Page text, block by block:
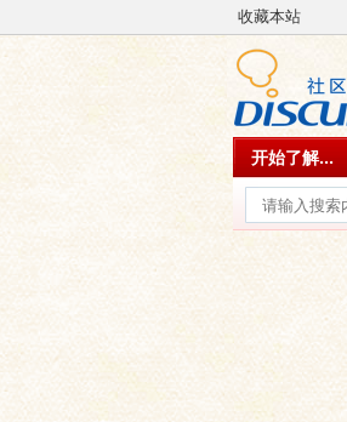
收藏本站
开始了解...